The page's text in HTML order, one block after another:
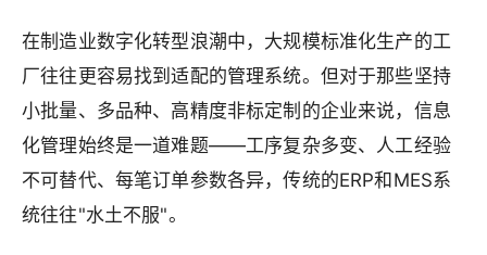
在制造业数字化转型浪潮中，大规模标准化生产的工
厂往往更容易找到适配的管理系统。但对于那些坚持
小批量、多品种、高精度非标定制的企业来说，信息
化管理始终是一道难题——工序复杂多变、人工经验
不可替代、每笔订单参数各异，传统的ERP和MES系
统往往"水土不服"。